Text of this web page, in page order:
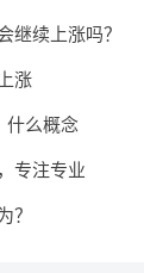
继续上涨吗？
涨
什么概念
专注专业
？